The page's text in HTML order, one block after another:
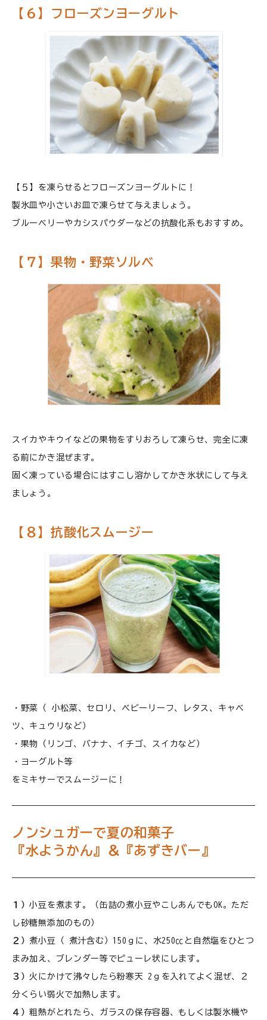
【６】フローズンヨーグルト
【５】を凍らせるとフローズンヨーグルトに！
製氷皿や小さいお皿で凍らせて与えましょう。
ブルーベリーやカシスパウダーなどの抗酸化系もおすすめ。
【７】果物・野菜ソルベ
スイカやキウイなどの果物をすりおろして凍らせ、完全に凍
る前にかき混ぜます。
固く凍っている場合にはすこし溶かしてかき氷状にして与え
ましょう。
【８】抗酸化スムージー
・野菜（ 小松菜、セロリ、ベビーリーフ、レタス、キャベ
ツ、キュウリなど）
・果物（リンゴ、バナナ、イチゴ、スイカなど）
・ヨーグルト等
をミキサーでスムージーに！
ノンシュガーで夏の和菓子
『水ようかん』＆『あずきバー』
１）小豆を煮ます。（缶詰の煮小豆やこしあんでもOK。ただ
し砂糖無添加のもの）
２）煮小豆（ 煮汁含む）150ｇに、水250㏄と自然塩をひとつ
まみ加え、ブレンダー等でピューレ状にします。
３） 火にかけて沸々したら粉寒天 2ｇを入れてよく混ぜ、２
分くらい弱火で加熱します。
４）粗熱がとれたら、ガラスの保存容器、もしくは製氷機や